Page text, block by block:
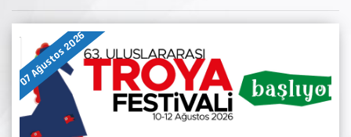
07 Ağustos 2026